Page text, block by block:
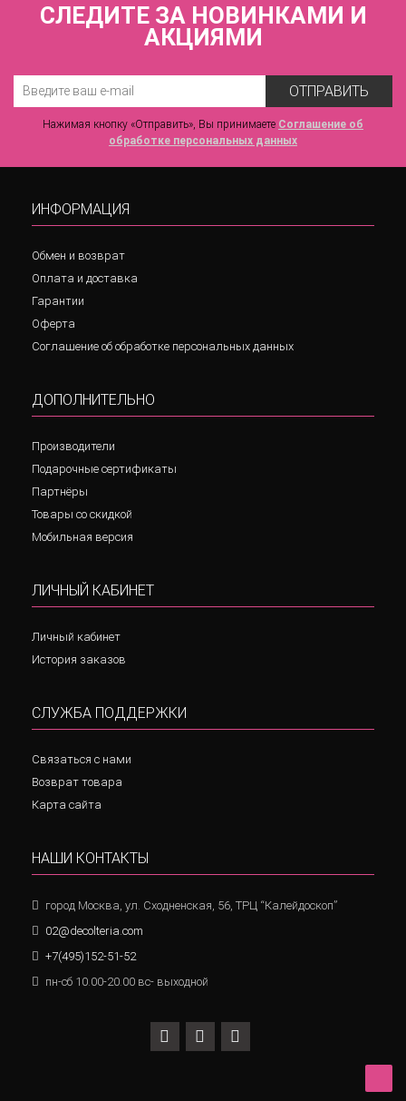
СЛЕДИТЕ ЗА НОВИНКАМИ И
АКЦИЯМИ
ОТПРАВИТЬ
Нажимая кнопку «Отправить», Вы принимаете Соглашение об
обработке персональных данных
ИНФОРМАЦИЯ
Обмен и возврат
Оплата и доставка
Гарантии
Оферта
Соглашение об обработке персональных данных
ДОПОЛНИТЕЛЬНО
Производители
Подарочные сертификаты
Партнёры
Товары со скидкой
Мобильная версия
ЛИЧНЫЙ КАБИНЕТ
Личный кабинет
История заказов
СЛУЖБА ПОДДЕРЖКИ
Связаться с нами
Возврат товара
Карта сайта
НАШИ КОНТАКТЫ
город Москва, ул. Сходненская, 56, ТРЦ “Калейдоскоп”
02@decolteria.com
+7(495)152-51-52
пн-сб 10.00-20.00 вс- выходной